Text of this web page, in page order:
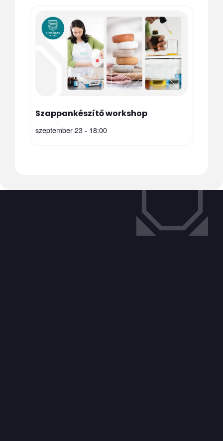
Szappankészítő workshop
szeptember 23 - 18:00